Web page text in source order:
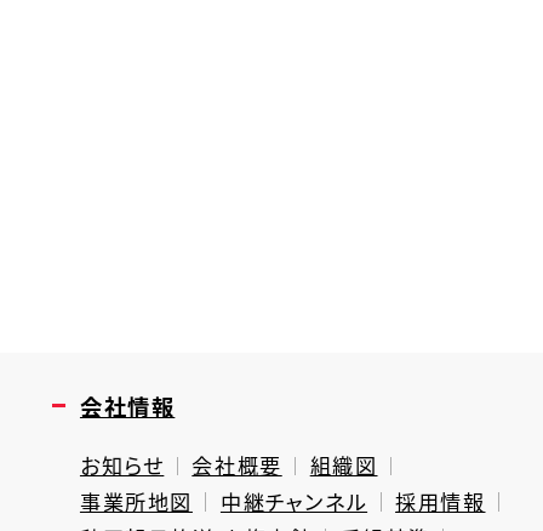
会社情報
お知らせ 会社概要
組織図
事業所地図
中継チャンネル
採用情報